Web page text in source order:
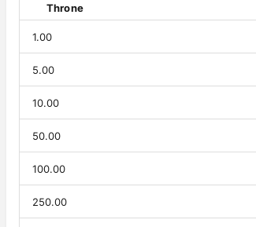
Throne
1.00
5.00
10.00
50.00
100.00
250.00